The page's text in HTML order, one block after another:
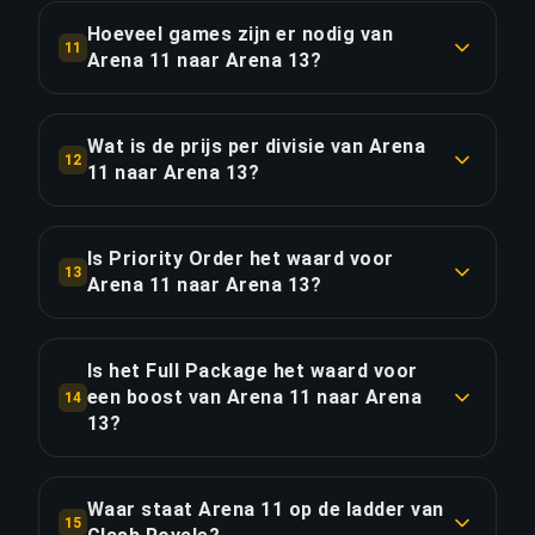
(Europa West), EUNE (Europa Noord & Oost), NA,
OCE, LAN/LAS, BR, TR, RU, KR, JP en meer.
11
Hoeveel games zijn er nodig van
Arena 11 naar Arena 13?
Order bespaar je ~1.5 uur voor 20% extra.
LINK KOPIËREN
12
Wat is de prijs per divisie van Arena
11 naar Arena 13?
€16.70 per divisie over 2 divisies. Totaal: €33.39.
LINK KOPIËREN
13
Is Priority Order het waard voor
Arena 11 naar Arena 13?
snellere levering en bespaart ongeveer 1.5 uur.
Dat komt neer op €4.45 per bespaarde uur.
LINK KOPIËREN
14
Is het Full Package het waard voor
een boost van Arena 11 naar Arena
13?
meer dan Standard. Het voegt live streaming toe
zodat je je ultimate champion players in realtime
15
Waar staat Arena 11 op de ladder van